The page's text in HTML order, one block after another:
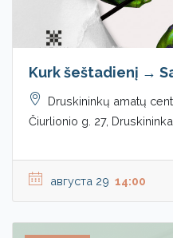
Kurk šeštadienį →
Druskininkų amatų
Čiurlionio g. 27,
августа 29 14:00